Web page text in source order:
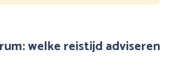
welke reistijd adviseren